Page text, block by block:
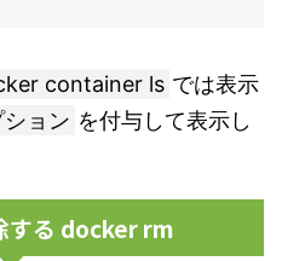
container ls では表示
ョン を付与して表示し
する docker rm